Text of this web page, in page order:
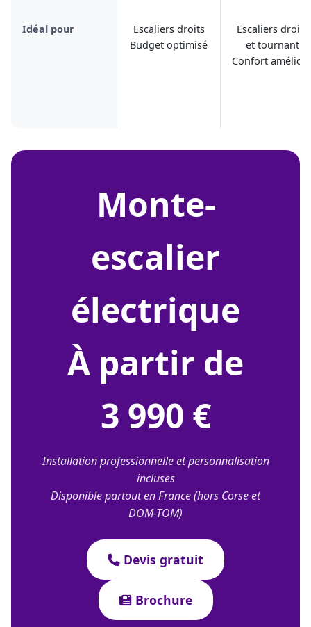
Idéal pour
Escaliers droits
Budget optimisé
Escaliers droits
et tournant
Confort
monte-
escalier
électrique
À partir de
3 990 €
Installation professionnelle et personnalisation
incluses
Disponible partout en France (hors Corse et
DOM-TOM)
Devis gratuit
Brochure